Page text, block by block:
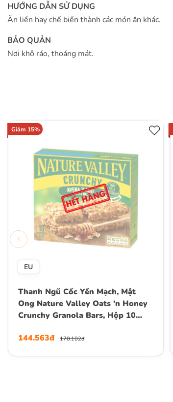
HƯỚNG DẪN SỬ DỤNG
Ăn liền hay chế biến thành các món ăn khác.
BẢO QUẢN
Nơi khô ráo, thoáng mát.
Giảm 15%
EU
Thanh Ngũ Cốc Yến Mạch, Mật
Ong Nature Valley Oats 'n Honey
Crunchy Granola Bars, Hộp 10
144.563đ
170.102đ